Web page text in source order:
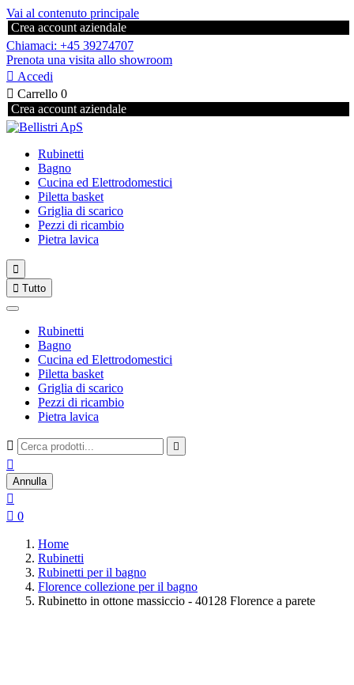
Vai al contenuto principale
Crea account aziendale
Chiamaci: +45 39274707
Prenota una visita allo showroom
 Accedi
 Carrello 0
Crea account aziendale
Rubinetti
Bagno
Cucina ed Elettrodomestici
Piletta basket
Griglia di scarico
Pezzi di ricambio
Pietra lavica

 Tutto
Rubinetti
Bagno
Cucina ed Elettrodomestici
Piletta basket
Griglia di scarico
Pezzi di ricambio
Pietra lavica
 

Annulla

 0
Home
Rubinetti
Rubinetti per il bagno
Florence collezione per il bagno
Rubinetto in ottone massiccio - 40128 Florence a parete